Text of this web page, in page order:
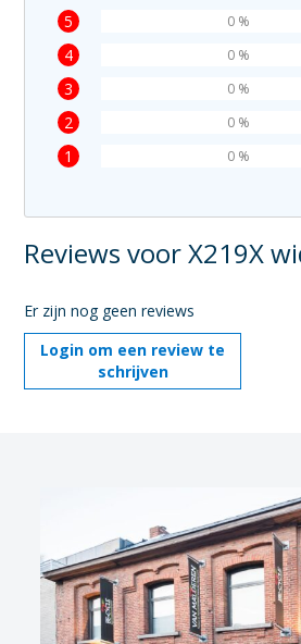
5 0 %
4 0 %
3 0 %
2 0 %
1 0 %
Reviews voor X219X
Er zijn nog geen reviews
Login om een review te
schrijven